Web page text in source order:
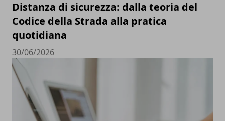
Distanza di sicurezza: dalla teoria del
Codice della Strada alla pratica
quotidiana
30/06/2026